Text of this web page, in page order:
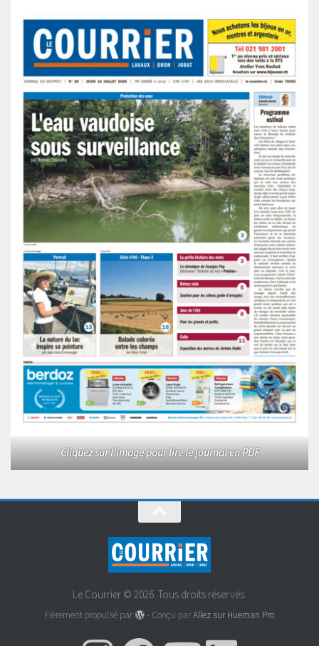
Cliquez sur l'image pour lire le journal en PDF
Le Courrier © 2026. Tous droits réservés.
Fièrement propulsé par - Conçu parAllez sur Hueman Pro